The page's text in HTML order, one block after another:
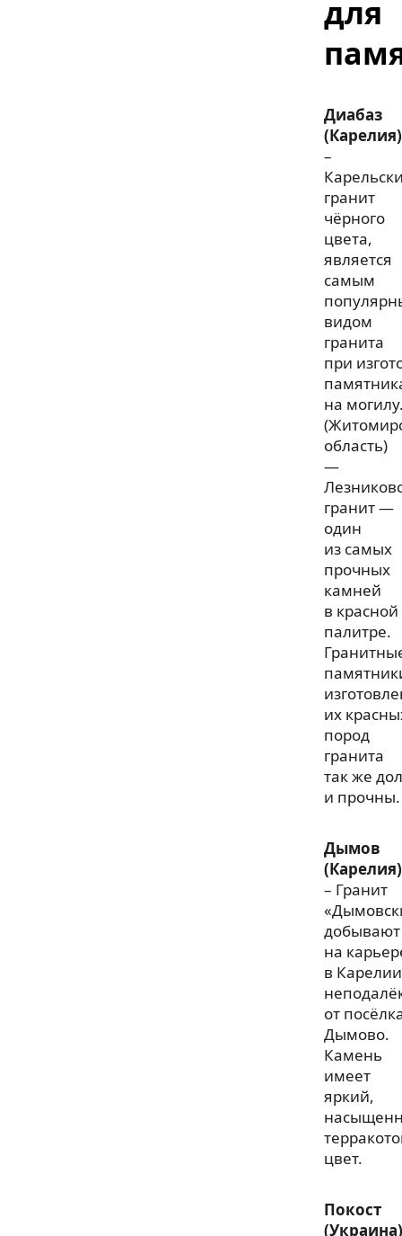
для
Диабаз
(Карелия)
–
гранит
чёрного
цвета,
является
самым
видом
гранита
при
на
область)
—
гранит —
один
из самых
прочных
камней
в красной
палитре.
их
пород
гранита
так же
и прочны.
Дымов
(Карелия)
– Гранит
добывают
на
в
от
Дымово.
Камень
имеет
яркий,
цвет.
Покост
(Украина)